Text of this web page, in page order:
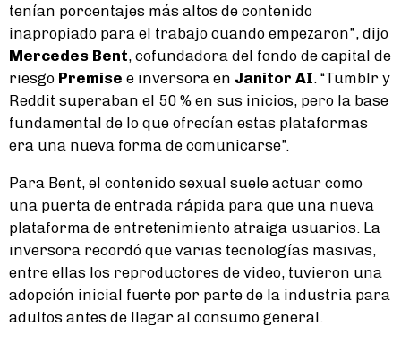
tenían porcentajes más altos de contenido
inapropiado para el trabajo cuando empezaron”, dijo
Mercedes Bent, cofundadora del fondo de capital de
riesgo Premise e inversora en Janitor AI . “Tumblr y
Reddit superaban el 50 % en sus inicios, pero la base
fundamental de lo que ofrecían estas plataformas
era una nueva forma de comunicarse”.
Para Bent, el contenido sexual suele actuar como
una puerta de entrada rápida para que una nueva
plataforma de entretenimiento atraiga usuarios. La
inversora recordó que varias tecnologías masivas,
entre ellas los reproductores de video, tuvieron una
adopción inicial fuerte por parte de la industria para
adultos antes de llegar al consumo general.